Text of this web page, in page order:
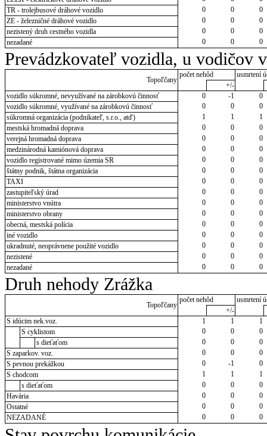
TR - trolejbusové dráhové vozidlo
0 0
0
ZE - železničné dráhové vozidlo
0 0
0
nezistený druh cestného vozidla
0 0
0
nezadané
0 0 0
Prevádzkovateľ vozidla, u vodičov
Topoľčany
počet nehôd
usmrtení
+/-
vozidlo súkromné, nevyužívané na zárobkovú činnosť
0 -1
0
vozidlo súkromné, využívané na zárobkovú činnosť
0 0
0
súkromná organizácia (podnikateľ, s.r.o., atď)
1 1
1
mestská hromadná doprava
0 0
0
verejná hromadná doprava
0 0
0
medzinárodná kamiónová doprava
0 0
0
vozidlo registrované mimo územia SR
0 0
0
štátny podnik, štátna organizácia
0 0
0
TAXI
0 0
0
zastupiteľský úrad
0 0
0
ministerstvo vnútra
0 0
0
ministerstvo obrany
0 0
0
obecná, mestská polícia
0 0
0
iné vozidlo
0 0
0
ukradnuté, neoprávnene použité vozidlo
0 0
0
nezistené
0 0
0
nezadané
0 0 0
Druh nehody Zrážka
Topoľčany
počet nehôd
usmrtení
+/-
S idúcim nek.voz.
1 1
1
S cyklistom
0 0
0
s dieťaťom
0 0
0
S zaparkov. voz.
0 0
0
S pevnou prekážkou
0 -1
0
S chodcom
1 1
1
s dieťaťom
0 0
0
Havária
0 0
0
Ostatné
0 0
0
NEZADANÉ
0 0 0